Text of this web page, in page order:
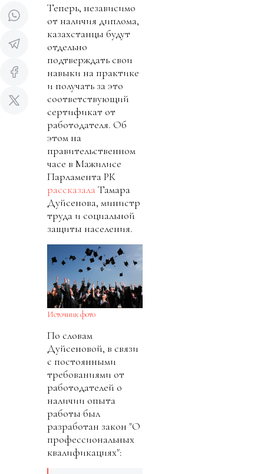
Теперь, независимо
от наличия диплома,
казахстанцы будут
отдельно
подтверждать свои
навыки на практике
и получать за это
соответствующий
сертификат от
работодателя. Об
этом на
правительственном
часе в Мажилисе
Парламента РК
рассказалаТамара
Дуйсенова, министр
труда и социальной
защиты населения.
Источник фото
По словам
Дуйсеновой, в связи
с постоянными
требованиями от
работодателей о
наличии опыта
работы был
разработан закон "О
профессиональных
квалификациях":